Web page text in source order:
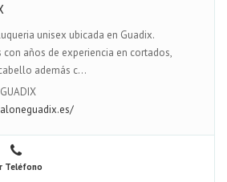
unisex ubicada en Guadix.
años de experiencia en cortados,
además c...
GUADIX
Teléfono